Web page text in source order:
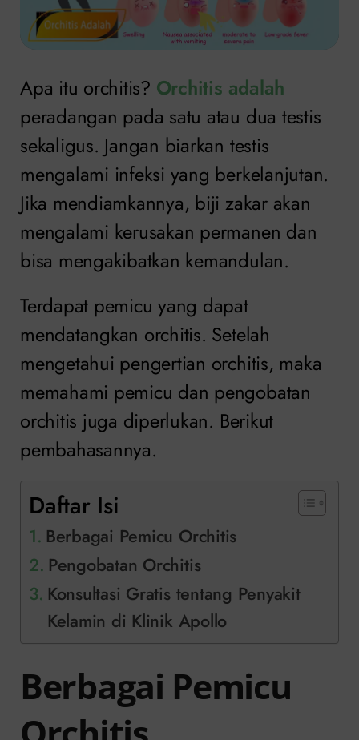
Apa itu orchitis? Orchitis adalah
peradangan pada satu atau dua testis
sekaligus. Jangan biarkan testis
mengalami infeksi yang berkelanjutan.
Jika mendiamkannya, biji zakar akan
mengalami kerusakan permanen dan
bisa mengakibatkan kemandulan.
Terdapat pemicu yang dapat
mendatangkan orchitis. Setelah
mengetahui pengertian orchitis, maka
memahami pemicu dan pengobatan
orchitis juga diperlukan. Berikut
pembahasannya.
Daftar Isi
Berbagai Pemicu Orchitis
Pengobatan Orchitis
Konsultasi Gratis tentang Penyakit
Kelamin di Klinik Apollo
Berbagai Pemicu